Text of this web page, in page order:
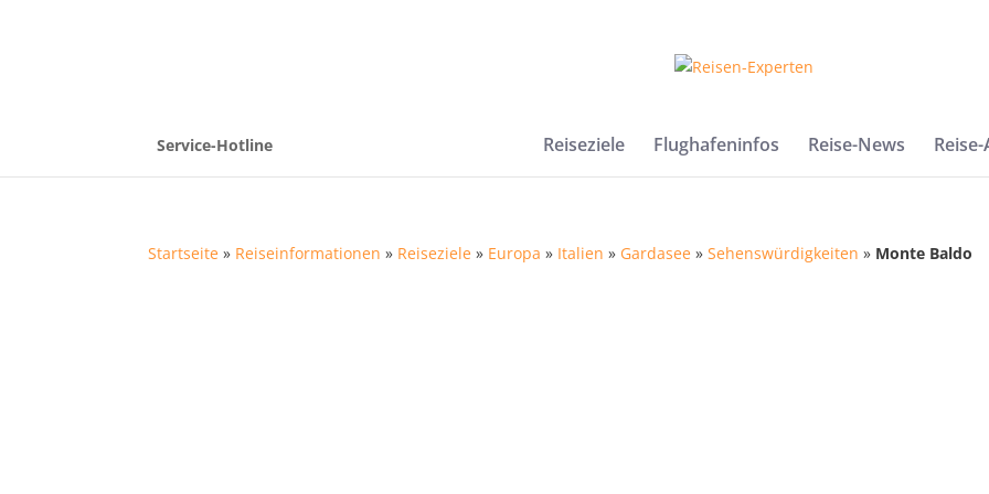
Service-Hotline Reiseziele Flughafeninfos Reise-News
Startseite » Reiseinformationen » Reiseziele » Europa » Italien » Gardasee »Sehenswürdigkeiten » Monte Baldo